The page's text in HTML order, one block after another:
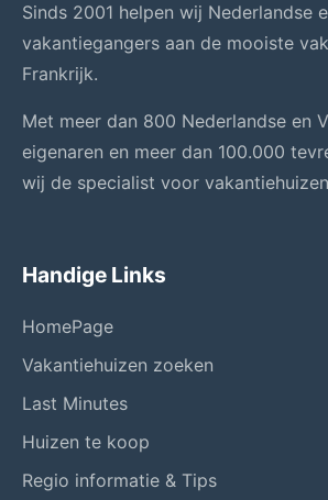
Sinds 2001 helpen wij Nederlandse
vakantiegangers aan de mooiste
Frankrijk.
Met meer dan 800 Nederlandse en
eigenaren en meer dan 100.000
wij de specialist voor
Handige Links
HomePage
Vakantiehuizen zoeken
Last Minutes
Huizen te koop
Regio informatie & Tips